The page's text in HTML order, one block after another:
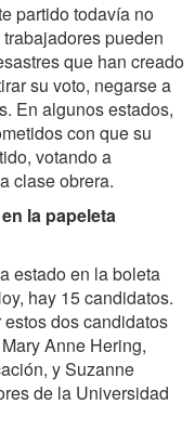
partido todavía no
pueden
que han creado
su voto, negarse a
En algunos estados,
con que su
votando a
clase obrera.
la papeleta
estado en la boleta
hay 15 candidatos.
dos candidatos
Anne Hering,
y Suzanne
de la Universidad